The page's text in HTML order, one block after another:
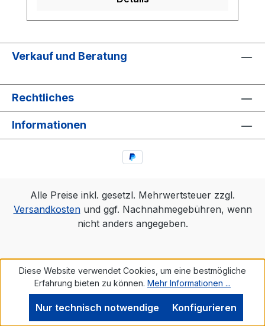
Verkauf und Beratung
Rechtliches
Informationen
Alle Preise inkl. gesetzl. Mehrwertsteuer zzgl.
Versandkostenund ggf. Nachnahmegebühren, wenn
nicht anders angegeben.
Diese Website verwendet Cookies, um eine bestmögliche
Erfahrung bieten zu können. Mehr Informationen ...
Nur technisch notwendige Konfigurieren